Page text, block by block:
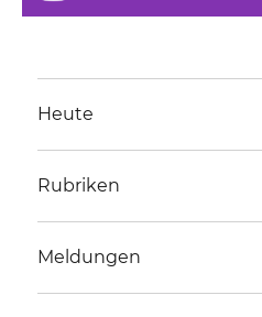
Heute
Rubriken
Meldungen